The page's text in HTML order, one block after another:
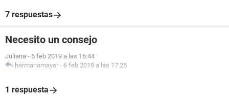
7 respuestas
Necesito un consejo
Juliana - 6 feb 2019 a las 16:44
hermanamayor - 6 feb 2019 a las 17:25
1 respuesta